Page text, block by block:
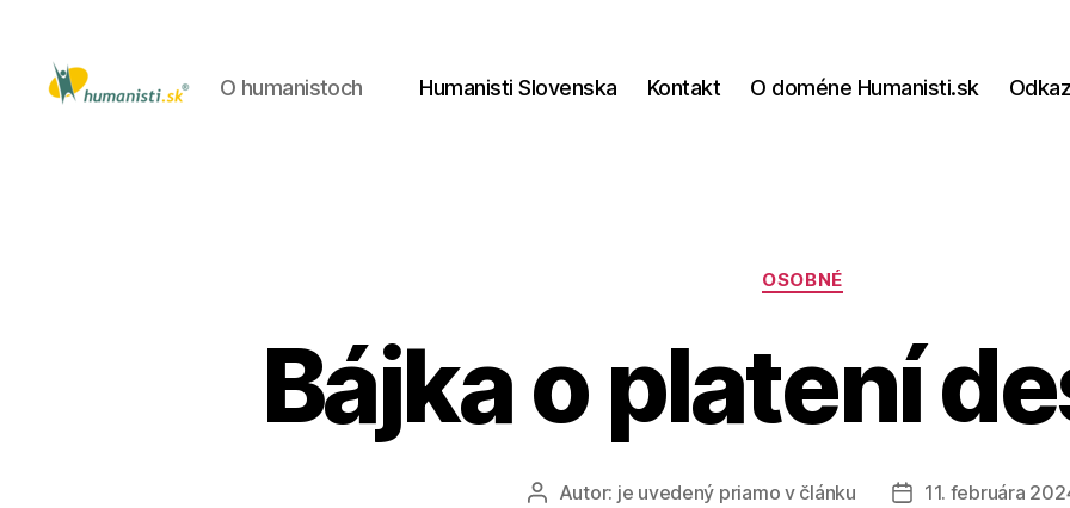
O humanistoch Humanisti Slovenska Kontakt O doméne Humanisti.sk
Kategórie
OSOBNÉ
Bájka o platení
AutorAutor: je uvedený priamo v článku
Dátum
11. februára